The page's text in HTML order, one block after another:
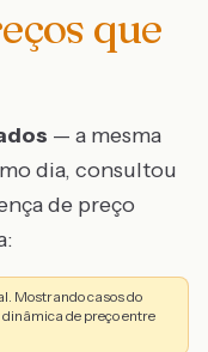
que
— a mesma
dia, consultou
de preço
Mostrando casos do
de preço entre